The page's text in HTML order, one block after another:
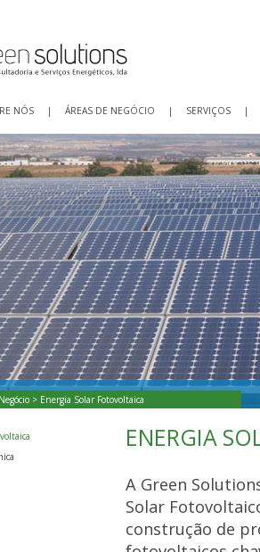
NÓS | ÁREAS DE NEGÓCIO | SERVIÇOS |
> Energia Solar Fotovoltaica
ENERGIA
A Green
Solar
construção de